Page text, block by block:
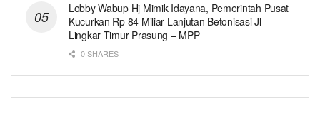
Lobby Wabup Hj Mimik Idayana, Pemerintah Pusat
Kucurkan Rp 84 Miliar Lanjutan Betonisasi Jl
Lingkar Timur Prasung – MPP
0 SHARES